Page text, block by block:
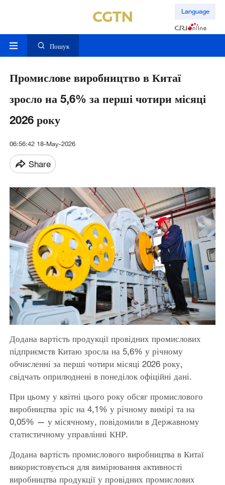
Language
Пошук
Промислове виробництво в Китаї
зросло на 5,6% за перші чотири місяці
2026 року
06:56:42 18-May-2026
Share
Додана вартість продукції провідних промислових
підприємств Китаю зросла на 5,6% у річному
обчисленні за перші чотири місяці 2026 року,
свідчать оприлюднені в понеділок офіційні дані.
При цьому у квітні цього року обсяг промислового
виробництва зріс на 4,1% у річному вимірі та на
0,05% — у місячному, повідомили в Державному
статистичному управлінні КНР.
Додана вартість промислового виробництва в Китаї
використовується для вимірювання активності
виробництва продукції у провідних промислових